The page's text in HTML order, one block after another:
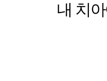
내 치